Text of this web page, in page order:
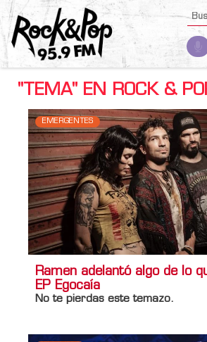
"TEMA" EN ROCK &
EMERGENTES
Ramen adelantó algo de lo
EP Egocaía
No te pierdas este temazo.